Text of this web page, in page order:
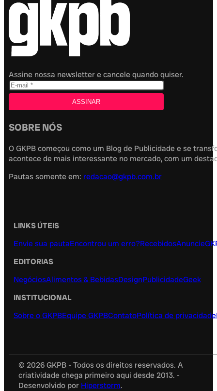
Assine nossa newsletter e cancele quando quiser.
SOBRE NÓS
O GKPB começou como um Blog de Publicidade e se
acontece de mais interessante no mercado, com um
Pautas somente em: redacao@gkpb.com.br
LINKS ÚTEIS
Envie sua pautaEncontrou um erro?RecebidosAnuncie
EDITORIAS
NegóciosAlimentos & BebidasDesignPublicidadeGeek
INSTITUCIONAL
Sobre o GKPBEquipe GKPBContatoPolítica de privacidade
© 2026 GKPB - Todos os direitos reservados. A
criatividade chega primeiro aqui desde 2013. -
Desenvolvido por Hiperstorm.